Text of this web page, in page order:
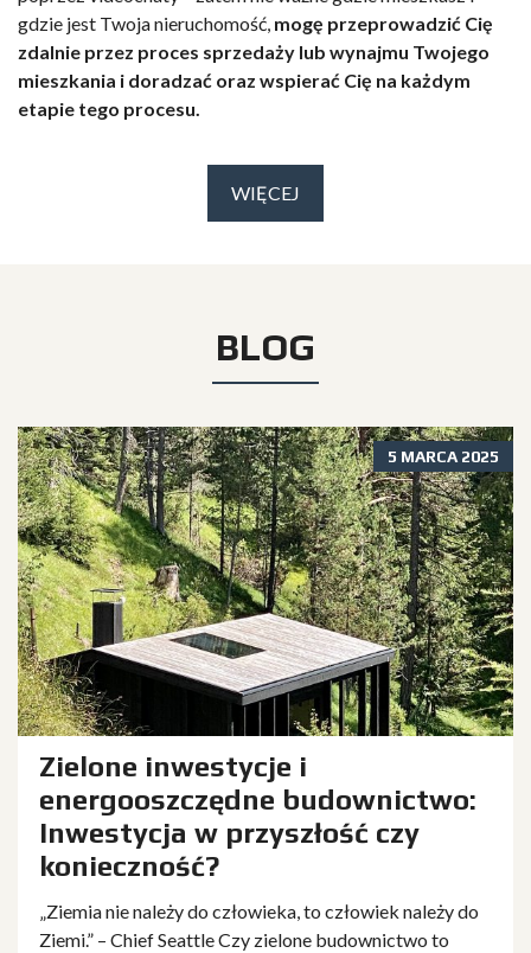
gdzie jest Twoja nieruchomość, mogę przeprowadzić Cię
zdalnie przez proces sprzedaży lub wynajmu Twojego
mieszkania i doradzać oraz wspierać Cię na każdym
etapie tego procesu.
WIĘCEJ
BLOG
5 MARCA 2025
Zielone inwestycje i
energooszczędne budownictwo:
Inwestycja w przyszłość czy
konieczność?
„Ziemia nie należy do człowieka, to człowiek należy do
Ziemi.” – Chief Seattle Czy zielone budownictwo to